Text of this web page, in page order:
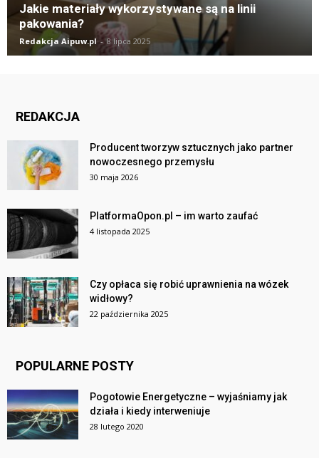
Jakie materiały wykorzystywane są na linii
pakowania?
Redakcja Aipuw.pl - 8 lipca 2025
REDAKCJA
Producent tworzyw sztucznych jako partner
nowoczesnego przemysłu
30 maja 2026
PlatformaOpon.pl – im warto zaufać
4 listopada 2025
Czy opłaca się robić uprawnienia na wózek
widłowy?
22 października 2025
POPULARNE POSTY
Pogotowie Energetyczne – wyjaśniamy jak
działa i kiedy interweniuje
28 lutego 2020